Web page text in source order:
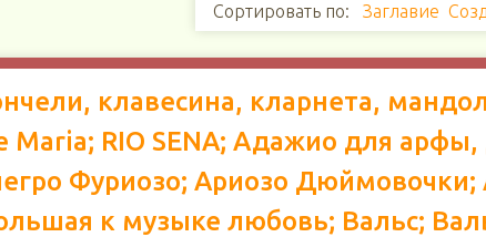
Сортировать по: Заглавие
клавесина, кларнета,
RIO SENA; Адажио для арфы,
Фуриозо; Ариозо Дюймовочки;
к музыке любовь; Вальс;